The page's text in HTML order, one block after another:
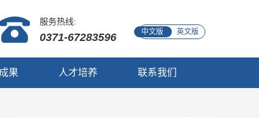
中文版 英文版
服务热线:
0371-67283596
果 人才培养 联系我们